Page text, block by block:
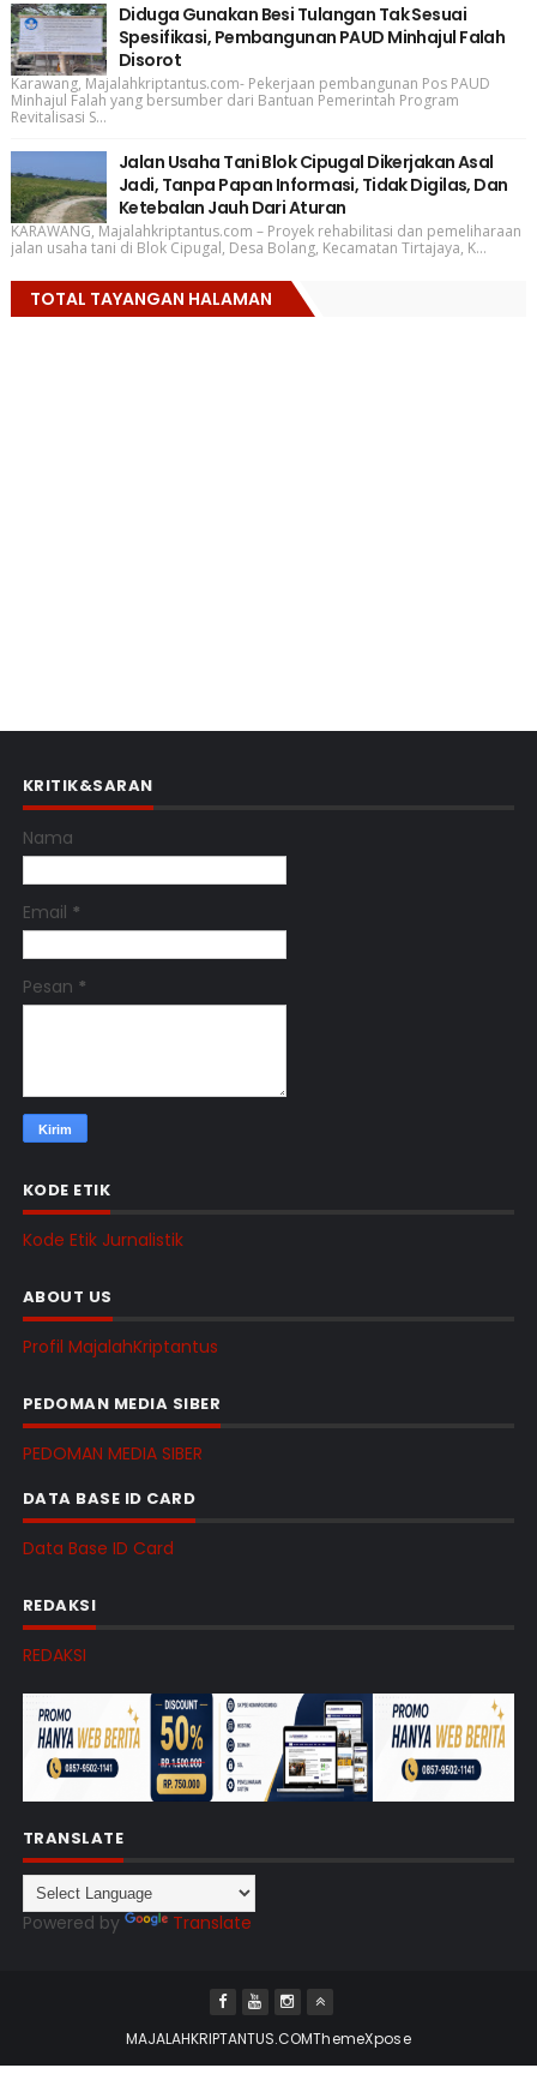
Diduga Gunakan Besi Tulangan Tak Sesuai
Spesifikasi, Pembangunan PAUD Minhajul Falah
Disorot
Karawang, Majalahkriptantus.com- Pekerjaan pembangunan Pos PAUD
Minhajul Falah yang bersumber dari Bantuan Pemerintah Program
Revitalisasi S...
Jalan Usaha Tani Blok Cipugal Dikerjakan Asal
Jadi, Tanpa Papan Informasi, Tidak Digilas, Dan
Ketebalan Jauh Dari Aturan
KARAWANG, Majalahkriptantus.com – Proyek rehabilitasi dan pemeliharaan
jalan usaha tani di Blok Cipugal, Desa Bolang, Kecamatan Tirtajaya, K...
TOTAL TAYANGAN HALAMAN
KRITIK&SARAN
Nama
Email *
Pesan *
KODE ETIK
Kode Etik Jurnalistik
ABOUT US
Profil MajalahKriptantus
PEDOMAN MEDIA SIBER
PEDOMAN MEDIA SIBER
DATA BASE ID CARD
Data Base ID Card
REDAKSI
REDAKSI
TRANSLATE
Powered by Translate
MAJALAHKRIPTANTUS.COMThemeXpose